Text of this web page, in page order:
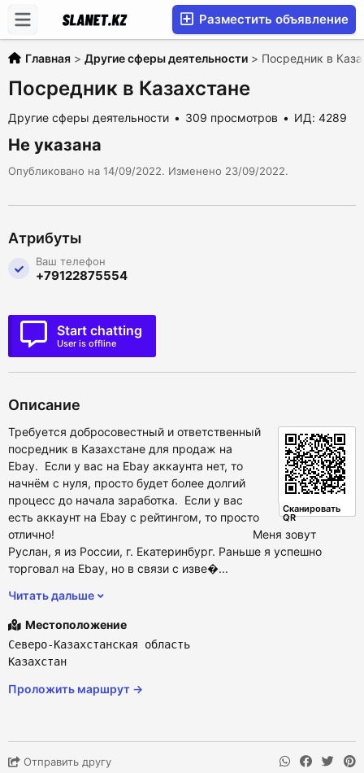
Разместить объявление
Главная > Другие сферы деятельности > Посредник в
Посредник в Казахстане
Другие сферы деятельности 309 просмотров ИД: 4289
Не указана
Опубликовано на 14/09/2022. Изменено 23/09/2022.
Атрибуты
Ваш телефон
+79122875554
Start chatting
User is offline
Описание
Сканировать
QR
Требуется добросовестный и ответственный
посредник в Казахстане для продаж на
Ebay. Если у вас на Ebay аккаунта нет, то
начнём с нуля, просто будет более долгий
процесс до начала заработка. Если у вас
есть аккаунт на Ebay с рейтингом, то просто
отлично! Меня зовут
Руслан, я из России, г. Екатеринбург. Раньше я успешно
торговал на Ebay, но в связи с изве�...
Читать дальше
Местоположение
Северо-Казахстанская область
Казахстан
Проложить маршрут →
Отправить другу